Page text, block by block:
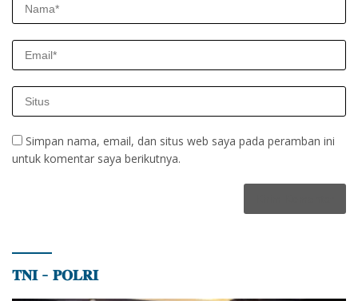
Simpan nama, email, dan situs web saya pada peramban ini
untuk komentar saya berikutnya.
𝐓𝐍𝐈 – 𝐏𝐎𝐋𝐑𝐈